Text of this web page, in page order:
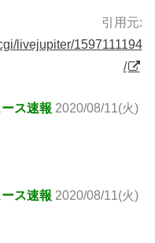
引用元:
livejupiter/1597111194
/
ス速報 2020/08/11(火)
ス速報 2020/08/11(火)